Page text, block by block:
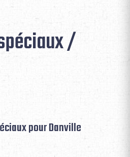
/
pour Danville